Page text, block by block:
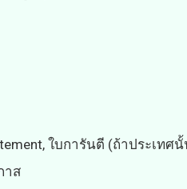
ใบการันตี (ถ้าประเทศ
าส